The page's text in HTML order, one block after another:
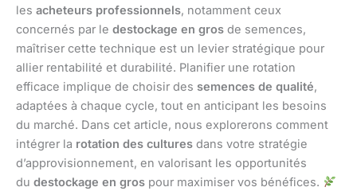
les acheteurs professionnels, notamment ceux
concernés par le destockage en gros de semences,
maîtriser cette technique est un levier stratégique pour
allier rentabilité et durabilité. Planifier une rotation
efficace implique de choisir des semences de qualité,
adaptées à chaque cycle, tout en anticipant les besoins
du marché. Dans cet article, nous explorerons comment
intégrer la rotation des cultures dans votre stratégie
d’approvisionnement, en valorisant les opportunités
du destockage en gros pour maximiser vos bénéfices.